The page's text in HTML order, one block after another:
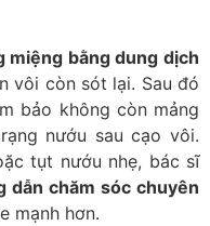
miệng bằng dung dịch
vôi còn sót lại. Sau đó
bảo không còn mảng
nướu sau cạo vôi.
tụt nướu nhẹ, bác sĩ
dẫn chăm sóc chuyên
mạnh hơn.